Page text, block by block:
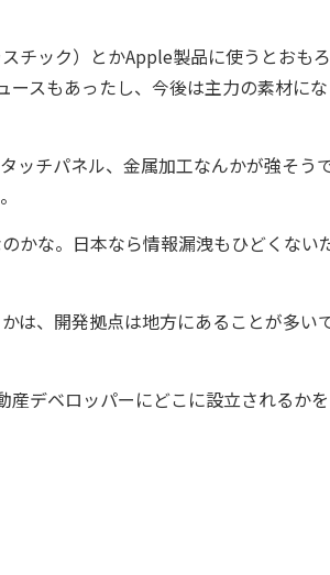
チック）とかApple製品に使うとおも
スもあったし、今後は主力の素材に
ッチパネル、金属加工なんかが強そう
かな。日本なら情報漏洩もひどくない
は、開発拠点は地方にあることが多い
デベロッパーにどこに設立されるか